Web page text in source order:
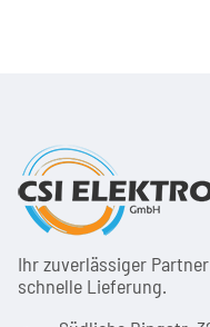
Ihr zuver­läs­siger
schnel­le Lie­ferung.